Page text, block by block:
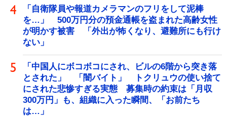
「自衛隊員や報道カメラマンのフリをして泥棒
を…」 500万円分の預金通帳を盗まれた高齢女性
が明かす被害 「外出が怖くなり、避難所にも行け
ない」
「中国人にボコボコにされ、ビルの6階から突き落
とされた」 「闇バイト」 トクリュウの使い捨て
にされた悲惨すぎる実態 募集時の約束は「月収
300万円」も、組織に入った瞬間、「お前たち
は…」